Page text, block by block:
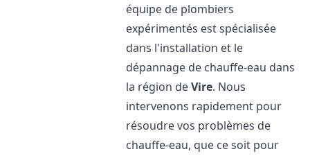
équipe de plombiers
expérimentés est spécialisée
dans l'installation et le
dépannage de chauffe-eau dans
la région deVire. Nous
intervenons rapidement pour
résoudre vos problèmes de
chauffe-eau, que ce soit pour